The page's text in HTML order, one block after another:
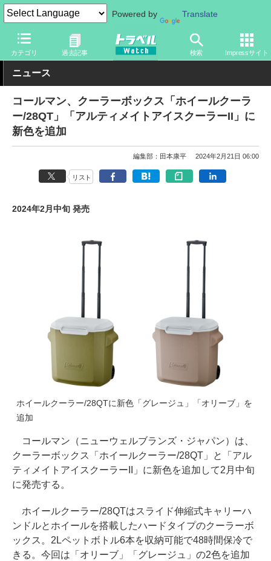
Powered by Translate
カテゴリ 過去記事 検索 Impressサイト
トラベル Watch 旅のアイテム 旅行グッズ アウトドア用品
ニュース
コールマン、クーラーボックス「ホイールクーラ
ー/28QT」「アルティメイトアイスクーラーII」に
新色を追加
編集部：田本康平 2024年2月21日 06:00
リスト
2024年2月中旬 発売
ホイールクーラー/28QTに新色「グレージュ」「オリーブ」を
追加
コールマン（ニューウェルブランズ・ジャパン）は、
クーラーボックス「ホイールクーラー/28QT」と「アル
ティメイトアイスクーラーII」に新色を追加して2月中旬
に発売する。
ホイールクーラー/28QTはスライド伸縮式キャリーハ
ンドルとホイールを搭載したハードタイプのクーラーボ
ックス。2Lペットボトル6本を収納可能で48時間保冷で
きる。今回は「オリーブ」「グレージュ」の2色を追加